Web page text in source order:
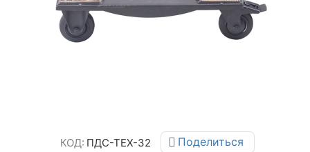
КОД: ПДС-ТЕХ-32 Поделиться